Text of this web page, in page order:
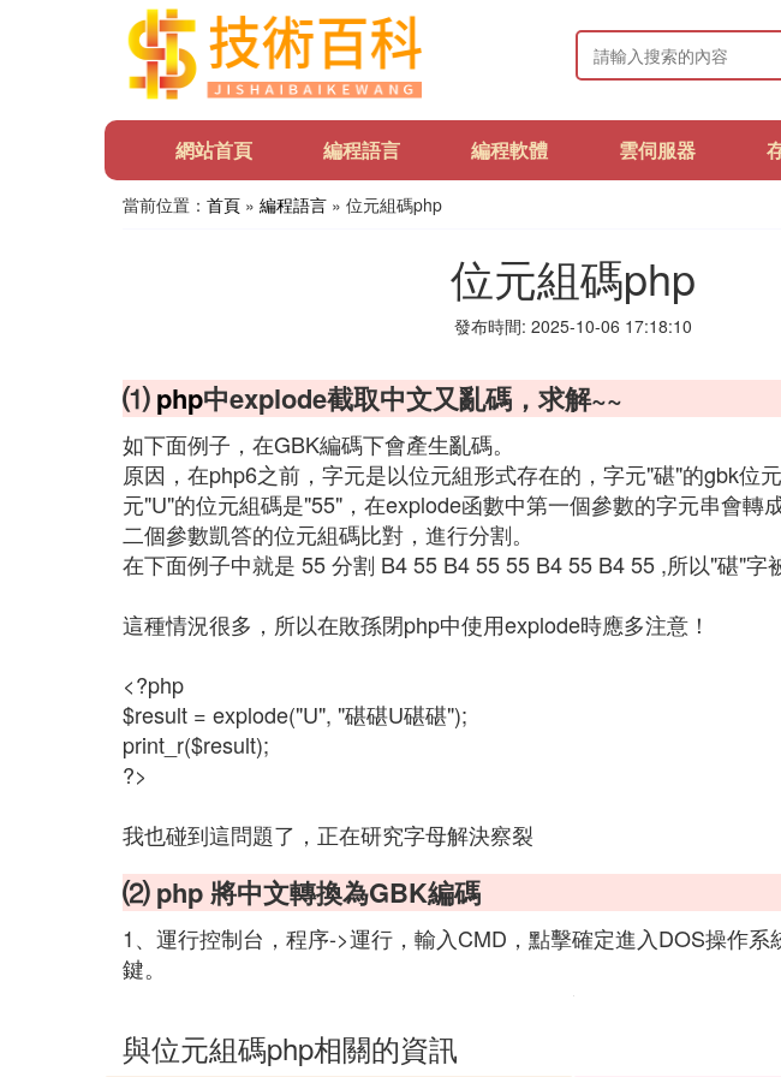
網站首頁 編程語言 編程軟體 雲伺服器
當前位置： 首頁 » 編程語言 » 位元組碼php
位元組碼php
發布時間: 2025-10-06 17:18:10
⑴php中explode截取中文又亂碼，求解~~
如下面例子，在GBK編碼下會產生亂碼。
原因，在php6之前，字元是以位元組形式存在的，字元"碪"的gbk位
元"U"的位元組碼是"55"，在explode函數中第一個參數的字元串會轉
二個參數凱答的位元組碼比對，進行分割。
在下面例子中就是 55 分割 B4 55 B4 55 55 B4 55 B4 55 ,所以"碪"字
這種情況很多，所以在敗孫閉php中使用explode時應多注意！
<?php
$result = explode("U", "碪碪U碪碪");
print_r($result);
?>
我也碰到這問題了，正在研究字母解決察裂
⑵ php 將中文轉換為GBK編碼
1、運行控制台，程序->運行，輸入CMD，點擊確定進入DOS操作系
鍵。
與位元組碼php相關的資訊